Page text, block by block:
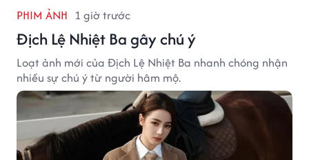
PHIM ẢNH 1 giờ trước
Địch Lệ Nhiệt Ba gây chú ý
Loạt ảnh mới của Địch Lệ Nhiệt Ba nhanh chóng nhận
nhiều sự chú ý từ người hâm mộ.